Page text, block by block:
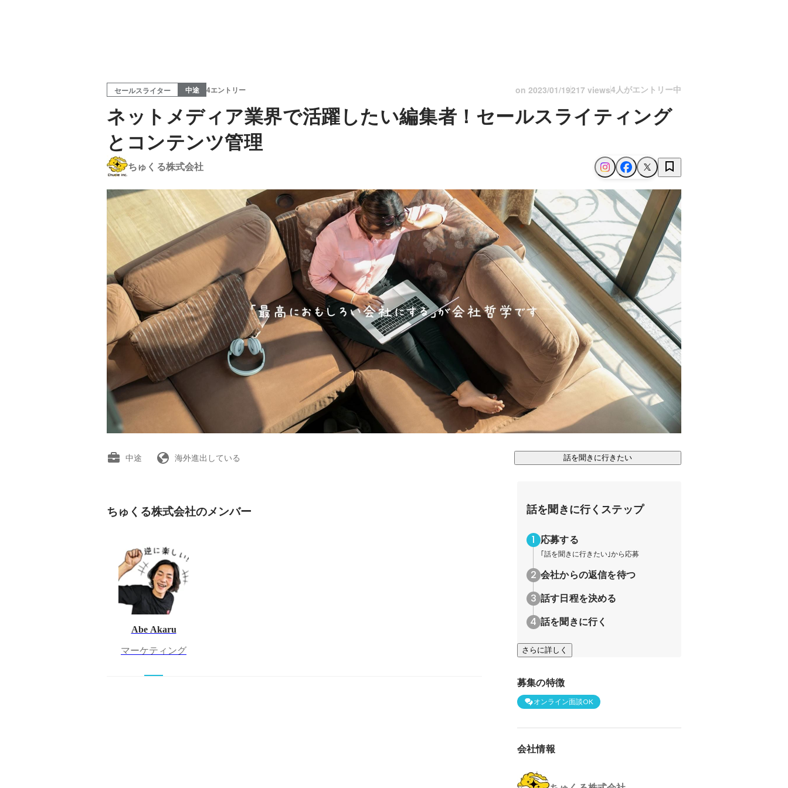
セールスライター 中途 4エントリー on 2023/01/19217 views4人がエントリー中
ネットメディア業界で活躍したい編集者！セールスライティング
とコンテンツ管理
ちゅくる株式会社
中途 海外進出している 話を聞きに行きたい
ちゅくる株式会社のメンバー
Abe Akaru
マーケティング
話を聞きに行くステップ
応募する
｢話を聞きに行きたい｣から応募
会社からの返信を待つ
話す日程を決める
話を聞きに行く
さらに詳しく
募集の特徴
オンライン面談OK
会社情報